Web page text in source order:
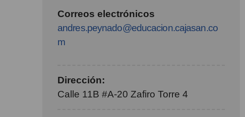
Correos electrónicos
andres.peynado@educacion.cajasan.co
m
Dirección:
Calle 11B #A-20 Zafiro Torre 4